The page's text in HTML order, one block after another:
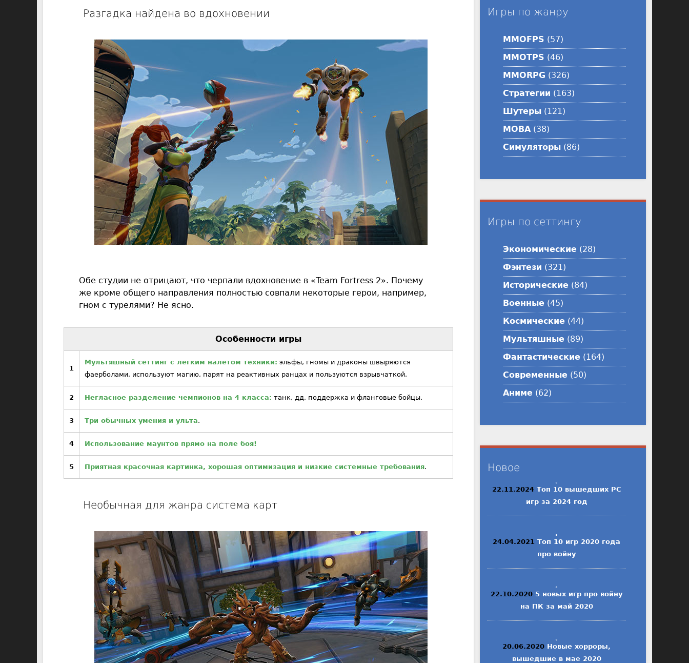
Разгадка найдена во вдохновении
Обе студии не отрицают, что черпали вдохновение в «Team Fortress 2». Почему
же кроме общего направления полностью совпали некоторые герои, например,
гном с турелями? Не ясно.
Особенности игры
1
Мультяшный сеттинг с легким налетом техники: эльфы, гномы и драконы швыряются
фаерболами, используют магию, парят на реактивных ранцах и пользуются взрывчаткой.
2 Негласное разделение чемпионов на 4 класса: танк, дд, поддержка и фланговые бойцы.
3 Три обычных умения и ульта.
4 Использование маунтов прямо на поле боя!
5 Приятная красочная картинка, хорошая оптимизация и низкие системные требования.
Необычная для жанра система карт
Игры по жанру
MMOFPS (57)
MMOTPS (46)
MMORPG (326)
Стратегии (163)
Шутеры (121)
MOBA(38)
Симуляторы (86)
Игры по сеттингу
Экономические (28)
Фэнтези (321)
Исторические (84)
Военные (45)
Космические (44)
Мультяшные (89)
Фантастические (164)
Современные (50)
Аниме (62)
Новое
22.11.2024 Топ 10 вышедших PC
игр за 2024 год
24.04.2021 Топ 10 игр 2020 года
про войну
22.10.2020 5 новых игр про войну
на ПК за май 2020
20.06.2020 Новые хорроры,
вышедшие в мае 2020